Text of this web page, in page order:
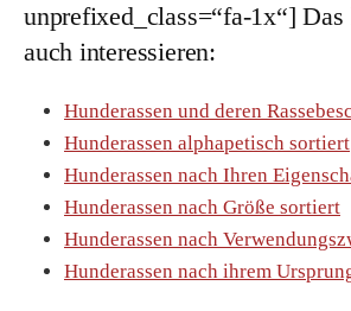
unprefixed_class=“fa-1x“]
auch interessieren:
Hunderassen und deren
Hunderassen alphapetisch sortiert
Hunderassen nach Ihren
Hunderassen nach Größe sortiert
Hunderassen nach
Hunderassen nach ihrem